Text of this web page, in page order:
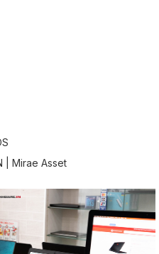
mm
| Mirae Asset